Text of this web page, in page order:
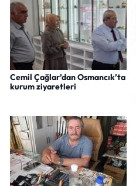
Cemil Çağlar’dan Osmancık’ta
kurum ziyaretleri